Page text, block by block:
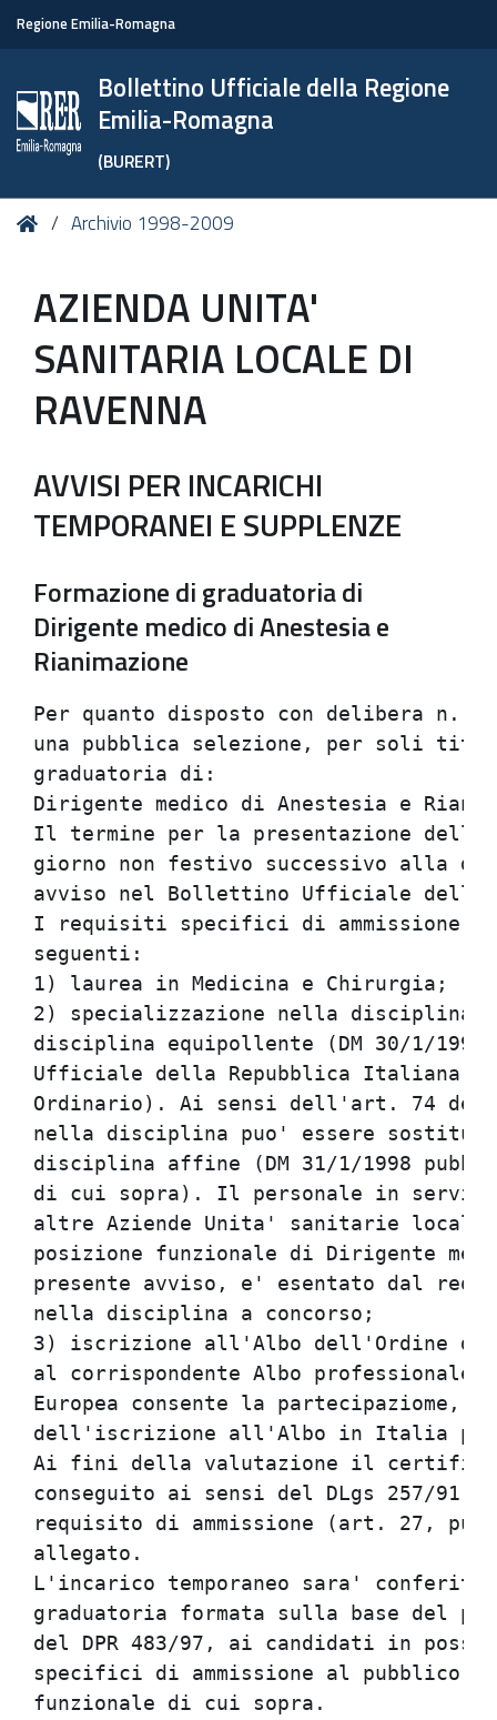
Regione Emilia-Romagna
Bollettino Ufficiale della Regione
Emilia-Romagna
(BURERT)
Tu HomeArchivio 1998-2009
AZIENDA UNITA'
SANITARIA LOCALE DI
RAVENNA
AVVISI PER INCARICHI
TEMPORANEI E SUPPLENZE
Formazione di graduatoria di
Dirigente medico di Anestesia e
Rianimazione
Per quanto disposto con
una pubblica selezione, per
Dirigente medico di
Il termine per la
giorno non festivo successivo
avviso nel Bollettino
I requisiti specifici di
1) laurea in
2) specializzazione nella
disciplina equipollente (DM
Ufficiale della Repubblica
Ordinario). Ai sensi dell'art. 74
nella disciplina puo' essere
disciplina affine (DM 31/1/
di cui sopra). Il personale in
altre Aziende Unita' sanitarie
posizione funzionale di
presente avviso, e' esentato
nella
3) iscrizione all'Albo
al corrispondente Albo
Europea consente la
dell'iscrizione all'Albo in
Ai fini della valutazione il
conseguito ai sensi del DLgs
requisito di ammissione (art.
L'incarico temporaneo
graduatoria formata sulla
del DPR 483/97, ai candidati
specifici di ammissione al
funzionale